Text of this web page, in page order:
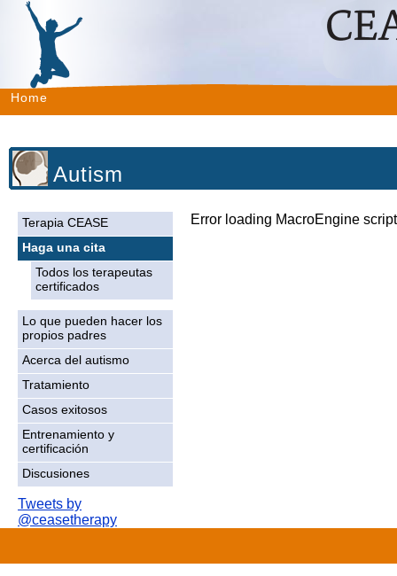
Home
Autism
Terapia CEASE
Haga una cita
Todos los terapeutas
certificados
Lo que pueden hacer los
propios padres
Acerca del autismo
Tratamiento
Casos exitosos
Entrenamiento y
certificación
Discusiones
Tweets by
@ceasetherapy
Error loading MacroEngine